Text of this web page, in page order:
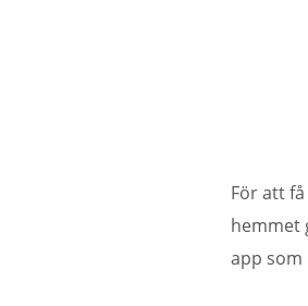
För att
hemmet
app som